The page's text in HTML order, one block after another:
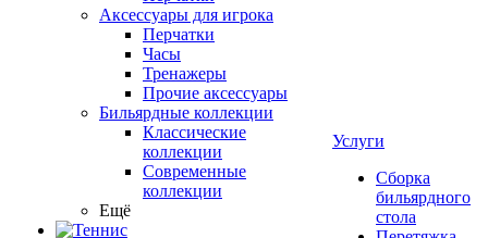
Аксессуары для игрока
Перчатки
Часы
Тренажеры
Прочие аксессуары
Бильярдные коллекции
Классические
коллекции
Современные
коллекции
Ещё
Услуги
Сборка
бильярдного
стола